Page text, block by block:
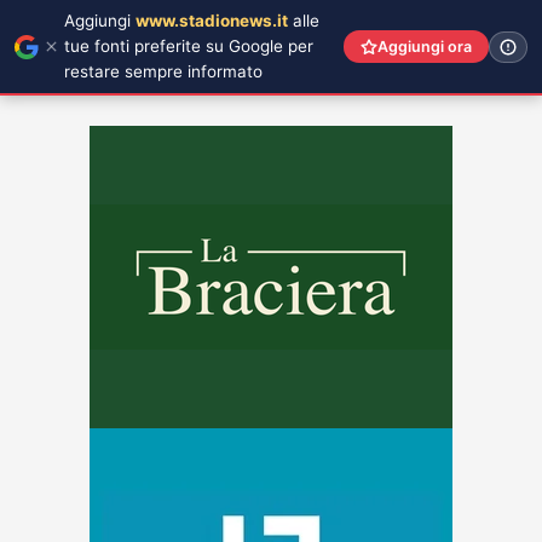
Aggiungi www.stadionews.it alle
tue fonti preferite su Google per
restare sempre informato
Aggiungi ora